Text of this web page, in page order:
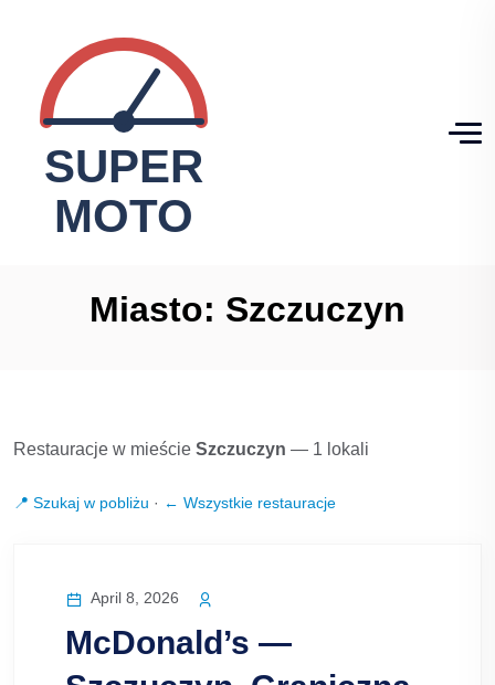
Miasto: Szczuczyn
Restauracje w mieście Szczuczyn — 1 lokali
📍 Szukaj w pobliżu · ← Wszystkie restauracje
April 8, 2026
McDonald’s —